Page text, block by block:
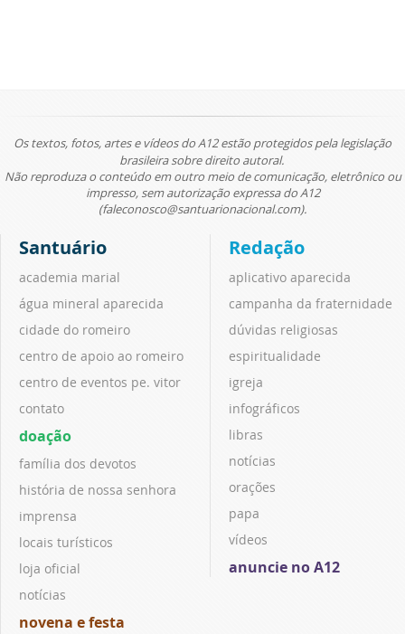
Os textos, fotos, artes e vídeos do A12 estão protegidos pela legislação
brasileira sobre direito autoral.
Não reproduza o conteúdo em outro meio de comunicação, eletrônico ou
impresso, sem autorização expressa do A12
(faleconosco@santuarionacional.com).
Santuário
academia marial
água mineral aparecida
cidade do romeiro
centro de apoio ao romeiro
centro de eventos pe. vitor
contato
doação
família dos devotos
história de nossa senhora
imprensa
locais turísticos
loja oficial
notícias
novena e festa
Redação
aplicativo aparecida
campanha da fraternidade
dúvidas religiosas
espiritualidade
igreja
infográficos
libras
notícias
orações
papa
vídeos
anuncie no A12